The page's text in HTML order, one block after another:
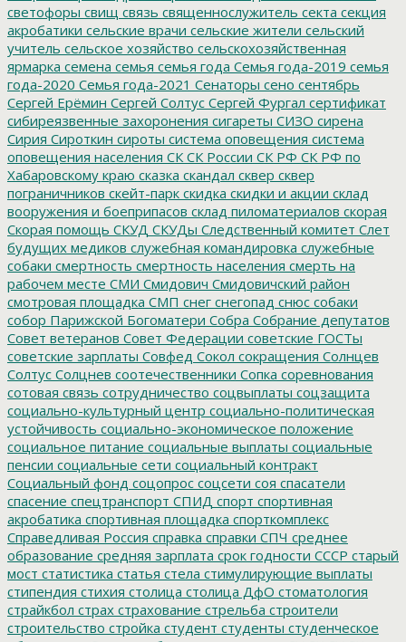
светофоры свищ связь священнослужитель секта секция
акробатики сельские врачи сельские жители сельский
учитель сельское хозяйство сельскохозяйственная
ярмарка семена семья семья года Семья года-2019 семья
года-2020 Семья года-2021 Сенаторы сено сентябрь
Сергей Ерёмин Сергей Солтус Сергей Фургал сертификат
сибиреязвенные захоронения сигареты СИЗО сирена
Сирия Сироткин сироты система оповещения система
оповещения населения СК СК России СК РФ СК РФ по
Хабаровскому краю сказка скандал сквер сквер
пограничников скейт-парк скидка скидки и акции склад
вооружения и боеприпасов склад пиломатериалов скорая
Скорая помощь СКУД СКУДы Следственный комитет Слет
будущих медиков служебная командировка служебные
собаки смертность смертность населения смерть на
рабочем месте СМИ Смидович Смидовичский район
смотровая площадка СМП снег снегопад снюс собаки
собор Парижской Богоматери Собра Собрание депутатов
Совет ветеранов Совет Федерации советские ГОСТы
советские зарплаты Совфед Сокол сокращения Солнцев
Солтус Солцнев соотечественники Сопка соревнования
сотовая связь сотрудничество соцвыплаты соцзащита
социально-культурный центр социально-политическая
устойчивость социально-экономическое положение
социальное питание социальные выплаты социальные
пенсии социальные сети социальный контракт
Социальный фонд соцопрос соцсети соя спасатели
спасение спецтранспорт СПИД спорт спортивная
акробатика спортивная площадка спорткомплекс
Справедливая Россия справка справки СПЧ среднее
образование средняя зарплата срок годности СССР старый
мост статистика статья стела стимулирующие выплаты
стипендия стихия столица столица ДфО стоматология
страйкбол страх страхование стрельба строители
строительство стройка студент студенты студенческое